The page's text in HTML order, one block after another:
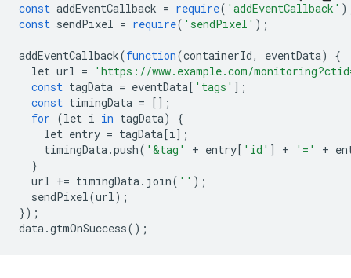
const addEventCallback = require( 'addEventCallback'
const sendPixel = require( 'sendPixel' );
addEventCallback(function(containerId, eventData)
{
let url =
'https://www.example.com/
const tagData = eventData[ 'tags' ];
const timingData = [];
for (let i in tagData)
{
let entry = tagData[i];
timingData.push( '&tag' + entry[ 'id' ] + '=' +
}
url += timingData. join( '' );
sendPixel(url);
});
data.gtmOnSuccess();